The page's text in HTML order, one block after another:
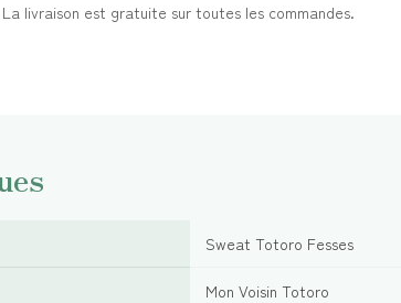
livraison est gratuite sur toutes les commandes.
Sweat Totoro Fesses
Mon Voisin Totoro